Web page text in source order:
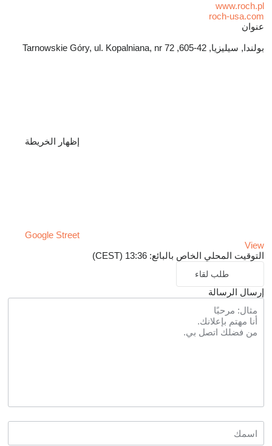
www.roch.pl
roch-usa.com
عنوان
بولندا, سيليزيا, 42-605, Tarnowskie Góry, ul. Kopalniana, nr 72
إظهار الخريطة
Google Street
View
التوقيت المحلي الخاص بالبائع: 13:36 (CEST)
طلب لقاء
إرسال الرسالة